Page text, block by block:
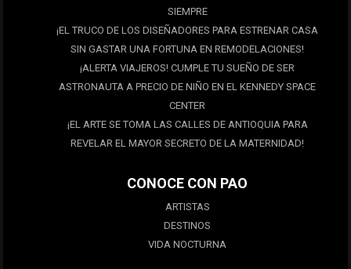
SIEMPRE
¡EL TRUCO DE LOS DISEÑADORES PARA ESTRENAR CASA
SIN GASTAR UNA FORTUNA EN REMODELACIONES!
¡ALERTA VIAJEROS! CUMPLE TU SUEÑO DE SER
ASTRONAUTA A PRECIO DE NIÑO EN EL KENNEDY SPACE
CENTER
¡EL ARTE SE TOMA LAS CALLES DE ANTIOQUIA PARA
REVELAR EL MAYOR SECRETO DE LA MATERNIDAD!
CONOCE CON PAO
ARTISTAS
DESTINOS
VIDA NOCTURNA